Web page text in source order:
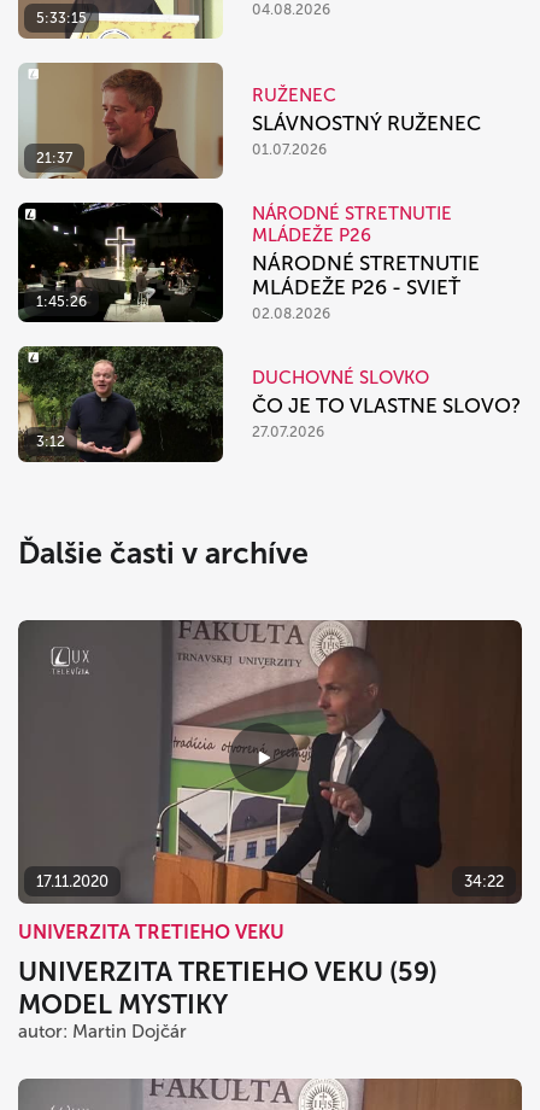
5:33:15
04.08.2026
21:37
RUŽENEC
SLÁVNOSTNÝ RUŽENEC
01.07.2026
1:45:26
NÁRODNÉ STRETNUTIE
MLÁDEŽE P26
NÁRODNÉ STRETNUTIE
MLÁDEŽE P26 - SVIEŤ
02.08.2026
3:12
DUCHOVNÉ SLOVKO
ČO JE TO VLASTNE SLOVO?
27.07.2026
Ďalšie časti v archíve
17.11.2020 34:22
UNIVERZITA TRETIEHO VEKU
UNIVERZITA TRETIEHO VEKU (59)
MODEL MYSTIKY
autor: Martin Dojčár